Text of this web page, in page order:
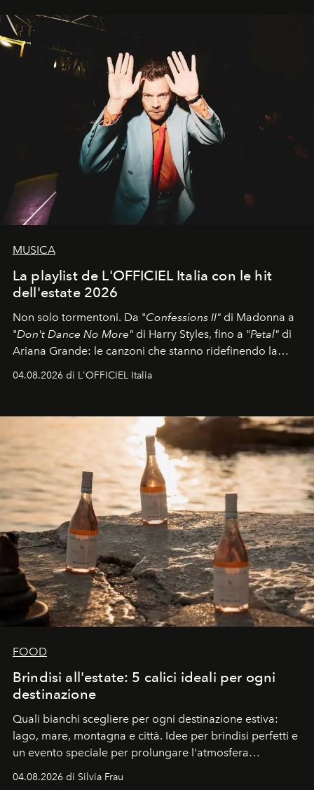
MUSICA
La playlist de L'OFFICIEL Italia con le hit
dell'estate 2026
Non solo tormentoni. Da "Confessions II" di Madonna a
"Don't Dance No More" di Harry Styles, fino a "Petal" di
Ariana Grande: le canzoni che stanno ridefinendo la
04.08.2026 di L'OFFICIEL Italia
FOOD
Brindisi all'estate: 5 calici ideali per ogni
destinazione
Quali bianchi scegliere per ogni destinazione estiva:
lago, mare, montagna e città. Idee per brindisi perfetti e
un evento speciale per prolungare l'atmosfera
04.08.2026 di Silvia Frau